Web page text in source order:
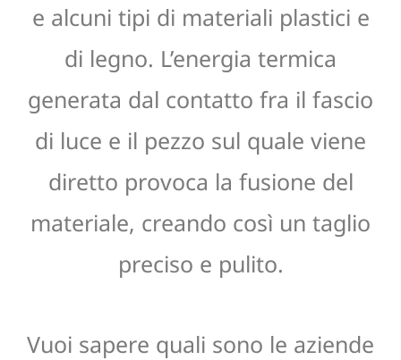
e alcuni tipi di materiali plastici e
di legno. L’energia termica
generata dal contatto fra il fascio
di luce e il pezzo sul quale viene
diretto provoca la fusione del
materiale, creando così un taglio
preciso e pulito.
Vuoi sapere quali sono le aziende